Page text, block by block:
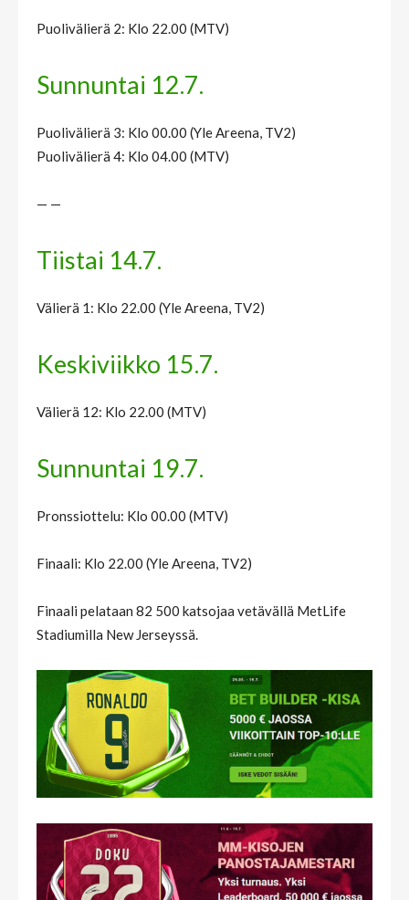
Puolivälierä 2: Klo 22.00 (MTV)
Sunnuntai 12.7.
Puolivälierä 3: Klo 00.00 (Yle Areena, TV2)
Puolivälierä 4: Klo 04.00 (MTV)
— —
Tiistai 14.7.
Välierä 1: Klo 22.00 (Yle Areena, TV2)
Keskiviikko 15.7.
Välierä 12: Klo 22.00 (MTV)
Sunnuntai 19.7.
Pronssiottelu: Klo 00.00 (MTV)
Finaali: Klo 22.00 (Yle Areena, TV2)
Finaali pelataan 82 500 katsojaa vetävällä MetLife
Stadiumilla New Jerseyssä.